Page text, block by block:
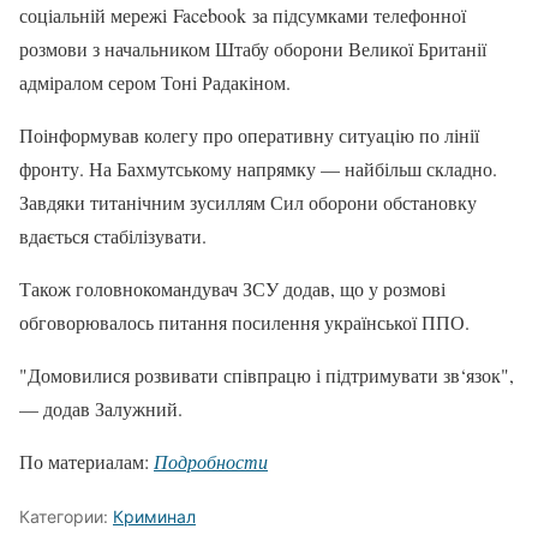
соціальній мережі Facebook за підсумками телефонної
розмови з начальником Штабу оборони Великої Британії
адміралом сером Тоні Радакіном.
Поінформував колегу про оперативну ситуацію по лінії
фронту. На Бахмутському напрямку — найбільш складно.
Завдяки титанічним зусиллям Сил оборони обстановку
вдається стабілізувати.
Також головнокомандувач ЗСУ додав, що у розмові
обговорювалось питання посилення української ППО.
"Домовилися розвивати співпрацю і підтримувати зв‘язок",
— додав Залужний.
По материалам: Подробности
Категории: Криминал